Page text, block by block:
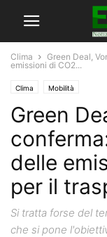
Clima
Green Deal,
emissioni di CO2...
Clima Mobilità
Green
delle
per il
Si tratta forse del
che si pone